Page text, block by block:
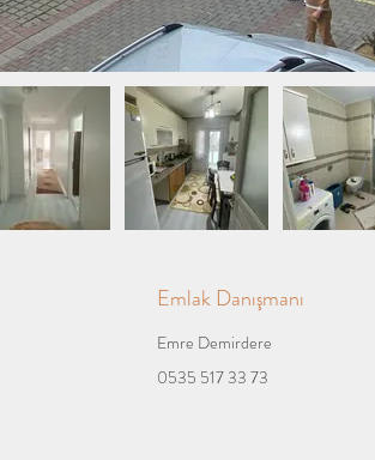
Emlak Danışmanı
Emre Demirdere
0535 517 33 73